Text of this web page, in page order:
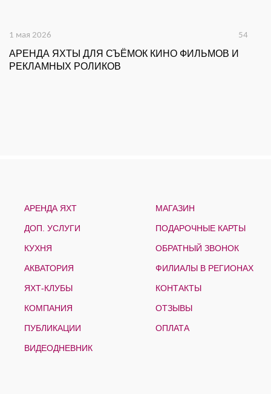
1 мая 2026 54
АРЕНДА ЯХТЫ ДЛЯ СЪЁМОК КИНО ФИЛЬМОВ И
РЕКЛАМНЫХ РОЛИКОВ
АРЕНДА ЯХТ
ДОП. УСЛУГИ
КУХНЯ
АКВАТОРИЯ
ЯХТ-КЛУБЫ
КОМПАНИЯ
ПУБЛИКАЦИИ
ВИДЕОДНЕВНИК
МАГАЗИН
ПОДАРОЧНЫЕ КАРТЫ
ОБРАТНЫЙ ЗВОНОК
ФИЛИАЛЫ В РЕГИОНАХ
КОНТАКТЫ
ОТЗЫВЫ
ОПЛАТА